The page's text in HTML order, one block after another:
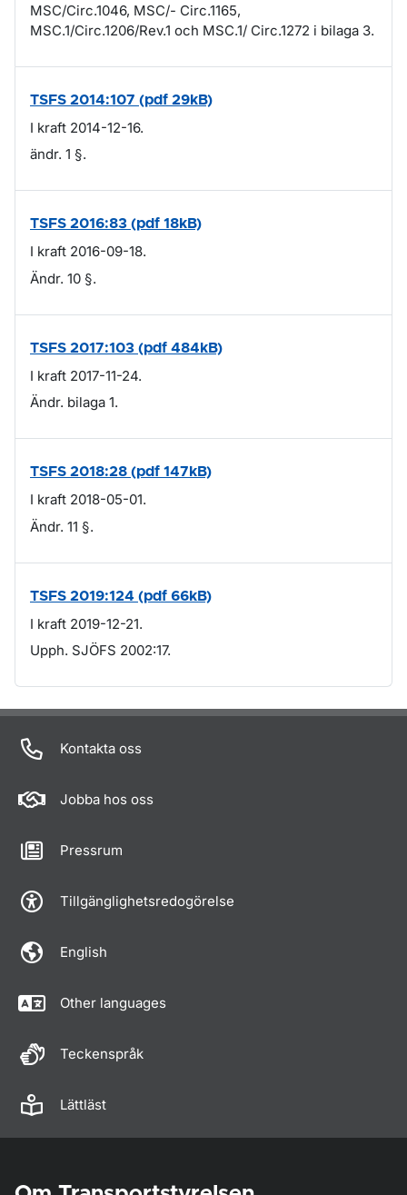
MSC/Circ.1046, MSC/- Circ.1165,
MSC.1/Circ.1206/Rev.1 och MSC.1/ Circ.1272 i bilaga 3.
TSFS 2014:107 (pdf 29kB)
I kraft 2014-12-16.
ändr. 1 §.
TSFS 2016:83 (pdf 18kB)
I kraft 2016-09-18.
Ändr. 10 §.
TSFS 2017:103 (pdf 484kB)
I kraft 2017-11-24.
Ändr. bilaga 1.
TSFS 2018:28 (pdf 147kB)
I kraft 2018-05-01.
Ändr. 11 §.
TSFS 2019:124 (pdf 66kB)
I kraft 2019-12-21.
Upph. SJÖFS 2002:17.
Om sidan
Kontakta oss
Jobba hos oss
Pressrum
Tillgänglighetsredogörelse
English
Other languages
Teckenspråk
Lättläst